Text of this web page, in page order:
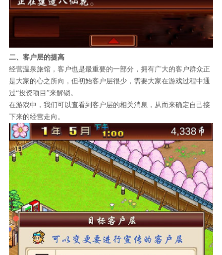
二、客户层的提高
经营温泉旅馆，客户也是最重要的一部分，拥有广大的客户群众正
是大家的心之所向，但初始客户层很少，需要大家在游戏过程中通
过“投资项目”来解锁。
在游戏中，我们可以查看到客户层的相关消息，从而来确定自己接
下来的经营走向。